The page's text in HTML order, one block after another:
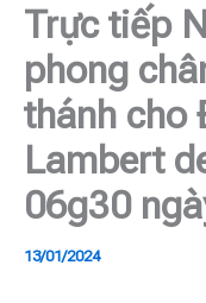
Trực tiếp
phong
thánh cho
Lambert
06g30
13/01/2024